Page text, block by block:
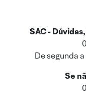
SAC -
De segunda
Se